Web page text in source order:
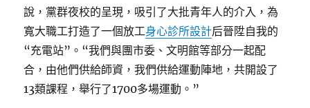
說，黨群夜校的呈現，吸引了大批青年人的介入，為
寬大職工打造了一個放工身心診所設計后晉陞自我的
“充電站”。“我們與團市委、文明館等部分一起配
合，由他們供給師資，我們供給運動陣地，共開設了
13類課程，舉行了1700多場運動。”